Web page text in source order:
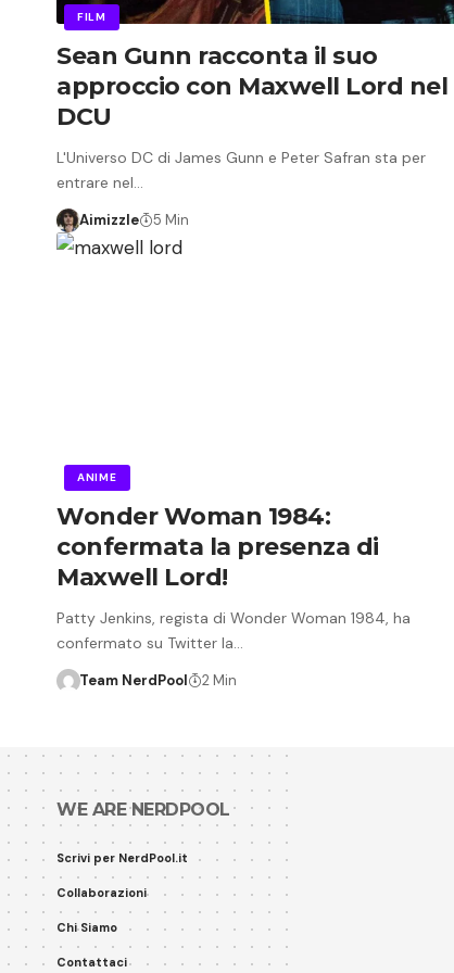
FILM
Sean Gunn racconta il suo
approccio con Maxwell Lord nel
DCU
L'Universo DC di James Gunn e Peter Safran sta per
entrare nel…
Aimizzle 5 Min
ANIME
Wonder Woman 1984:
confermata la presenza di
Maxwell Lord!
Patty Jenkins, regista di Wonder Woman 1984, ha
confermato su Twitter la…
Team NerdPool 2 Min
WE ARE NERDPOOL
Scrivi per NerdPool.it
Collaborazioni
Chi Siamo
Contattaci